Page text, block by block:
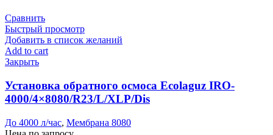
Сравнить
Быстрый просмотр
Добавить в список желаний
Add to cart
Закрыть
Установка обратного осмоса Ecolaguz IRO-
4000/4×8080/R23/L/XLP/Dis
До 4000 л/час, Мембрана 8080